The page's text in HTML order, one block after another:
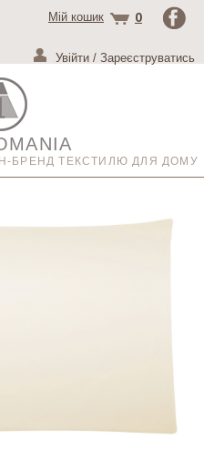
Мій кошик 0
Увійти / Зареєструватись
БРЕНД ТЕКСТИЛЮ ДЛЯ ДОМУ